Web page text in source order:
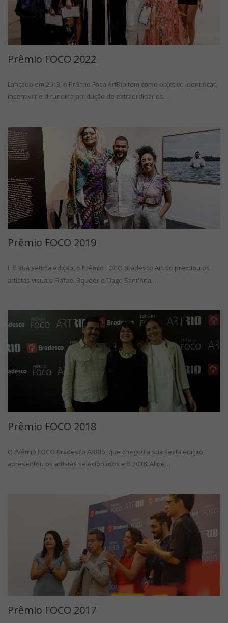
Prêmio FOCO 2022
Lançado em 2013, o Prêmio Foco ArtRio tem como objetivo identificar,
incentivar e difundir a produção de extraordinários…
Prêmio FOCO 2019
Em sua sétima edição, o Prêmio FOCO Bradesco ArtRio premiou os
artistas visuais: Rafael Bqueer e Tiago Sant'Ana.…
Prêmio FOCO 2018
O Prêmio FOCO Bradesco ArtRio, que chegou a sua sexta edição,
apresentou os artistas selecionados em 2018: Aline…
Prêmio FOCO 2017